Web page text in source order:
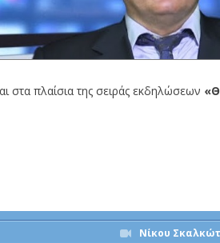
στα πλαίσια της σειράς εκδηλώσεων
Νίκου